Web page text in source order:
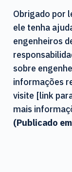
Obrigado por
ele tenha
engenheiros
sobre
informações
visite [link
mais
(Publicado